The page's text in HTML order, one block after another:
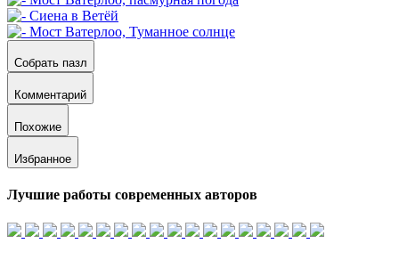
Собрать пазл
Комментарий
Похожие
Избранное
Лучшие работы современных авторов